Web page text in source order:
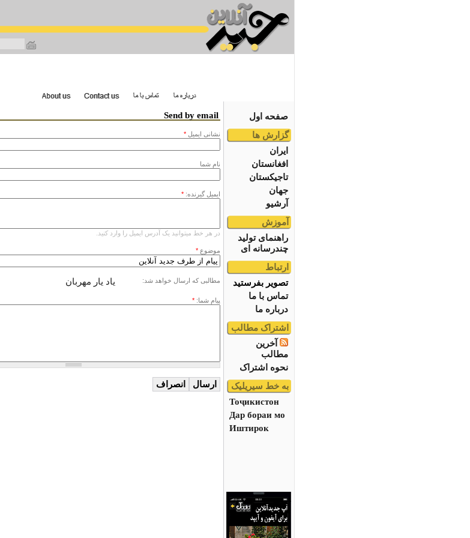
صفحه اول
گزارش ها
ایران
افغانستان
تاجیکستان
جهان
آرشیو
آموزش
راهنمای تولید
چندرسانه ای
ارتباط
تصویر بفرستید
تماس با ما
درباره ما
اشتراک مطالب
آخرین
مطالب
نحوه اشتراک
به خط سیریلیک
Тоҷикистон
Дар бораи мо
Иштирок
Send by email
نشانى ايميل *
نام شما
ایمیل گیرنده: *
در هر خط میتوانید یک آدرس ایمیل را وارد کنید.
موضوع *
مطالبی که ارسال خواهد شد: یاد یار مهربان
پیام شما: *